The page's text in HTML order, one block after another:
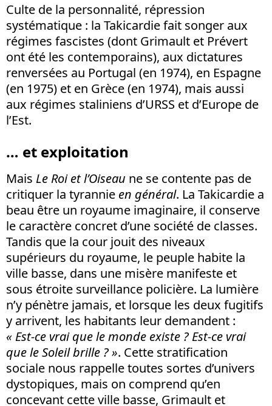
Culte de la personnalité, répression
systématique : la Takicardie fait songer aux
régimes fascistes (dont Grimault et Prévert
ont été les contemporains), aux dictatures
renversées au Portugal (en 1974), en Espagne
(en 1975) et en Grèce (en 1974), mais aussi
aux régimes staliniens d’URSS et d’Europe de
l’Est.
… et exploitation
Mais Le Roi et l’Oiseau ne se contente pas de
critiquer la tyrannie en général. La Takicardie a
beau être un royaume imaginaire, il conserve
le caractère concret d’une société de classes.
Tandis que la cour jouit des niveaux
supérieurs du royaume, le peuple habite la
ville basse, dans une misère manifeste et
sous étroite surveillance policière. La lumière
n’y pénètre jamais, et lorsque les deux fugitifs
y arrivent, les habitants leur demandent :
« Est-ce vrai que le monde existe ? Est-ce vrai
que le Soleil brille ? ». Cette stratification
sociale nous rappelle toutes sortes d’univers
dystopiques, mais on comprend qu’en
concevant cette ville basse, Grimault et